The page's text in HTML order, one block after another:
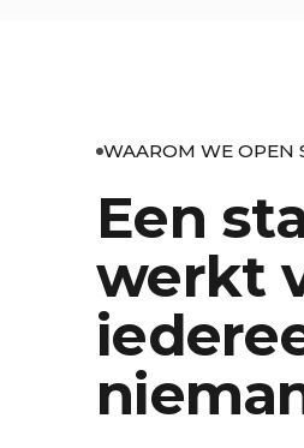
WAAROM WE OPEN
Een
werkt